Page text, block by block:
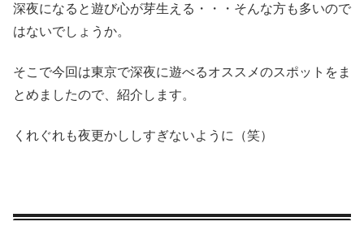
深夜になると遊び心が芽生える・・・そんな方も多いので
はないでしょうか。
そこで今回は東京で深夜に遊べるオススメのスポットをま
とめましたので、紹介します。
くれぐれも夜更かししすぎないように（笑）